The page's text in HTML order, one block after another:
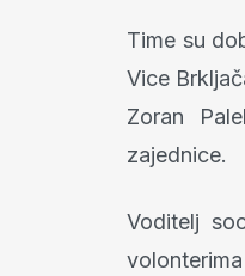
Time su
Vice
Zoran
zajednice.
Voditelj